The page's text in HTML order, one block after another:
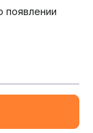
появлении